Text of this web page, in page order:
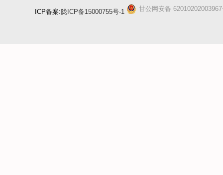
ICP备案:陇ICP备15000755号-1 甘公网安备